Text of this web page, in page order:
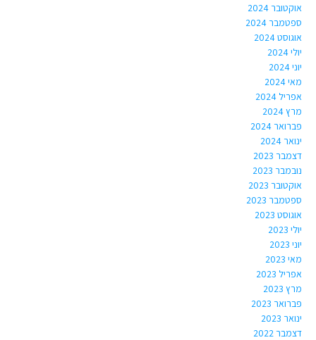
אוקטובר 2024
ספטמבר 2024
אוגוסט 2024
יולי 2024
יוני 2024
מאי 2024
אפריל 2024
מרץ 2024
פברואר 2024
ינואר 2024
דצמבר 2023
נובמבר 2023
אוקטובר 2023
ספטמבר 2023
אוגוסט 2023
יולי 2023
יוני 2023
מאי 2023
אפריל 2023
מרץ 2023
פברואר 2023
ינואר 2023
דצמבר 2022